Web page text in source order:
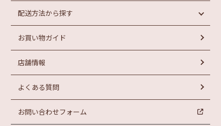
惣菜・パン
ラーメン
1,000円未満
2,000円以上
4,000
配送方法から探す
常温商品
冷凍商品
お買い物ガイド
店舗情報
よくある質問
お問い合わせフォーム